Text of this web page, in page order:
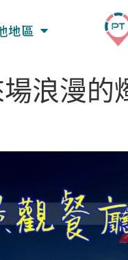
地區
場浪漫